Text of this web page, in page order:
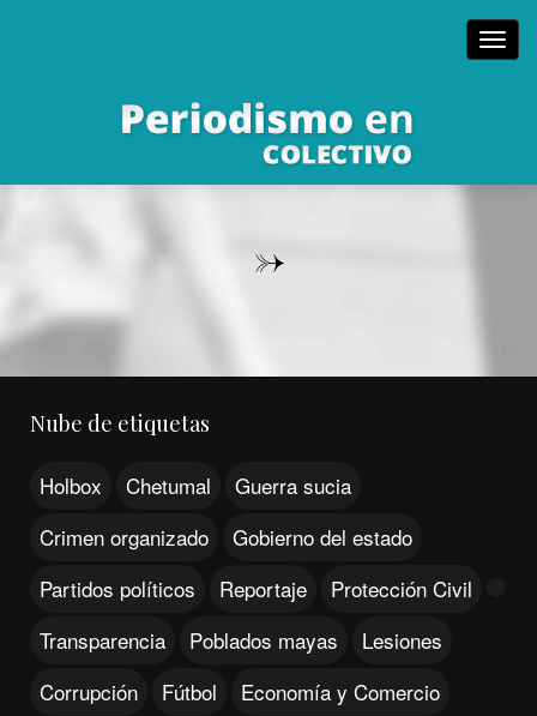
->
Nube de etiquetas
Holbox Chetumal
Guerra sucia
Crimen organizado
Gobierno del estado
Partidos políticos
Reportaje
Protección Civil
Transparencia
Poblados mayas
Lesiones
Corrupción
Fútbol
Economía y Comercio